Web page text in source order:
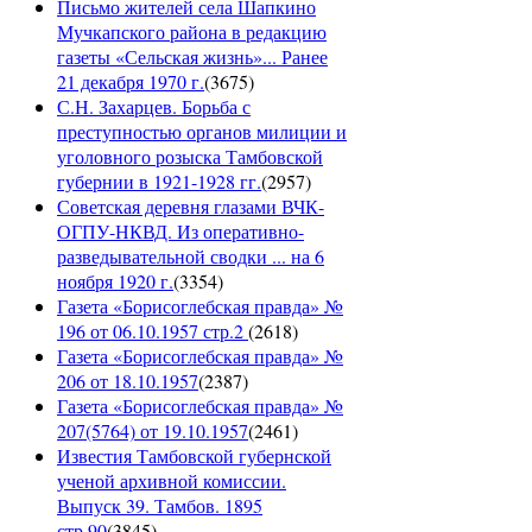
Письмо жителей села Шапкино
Мучкапского района в редакцию
газеты «Сельская жизнь»... Ранее
21 декабря 1970 г.(3675)
С.Н. Захарцев. Борьба с
преступностью органов милиции и
уголовного розыска Тамбовской
губернии в 1921-1928 гг.(2957)
Советская деревня глазами ВЧК-
ОГПУ-НКВД. Из оперативно-
разведывательной сводки ... на 6
ноября 1920 г.(3354)
Газета «Борисоглебская правда» №
196 от 06.10.1957 стр.2(2618)
Газета «Борисоглебская правда» №
206 от 18.10.1957(2387)
Газета «Борисоглебская правда» №
207(5764) от 19.10.1957(2461)
Известия Тамбовской губернской
ученой архивной комиссии.
Выпуск 39. Тамбов. 1895